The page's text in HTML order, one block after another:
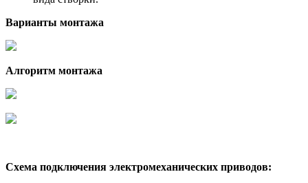
Варианты монтажа
Алгоритм монтажа
Схема подключения электромеханических приводов: